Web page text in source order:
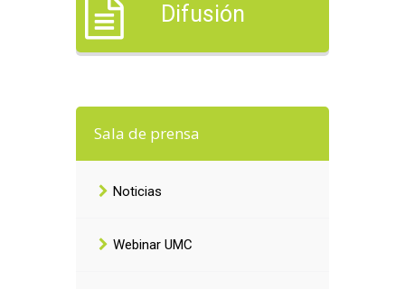
Difusión
Sala de prensa
Noticias
Webinar UMC